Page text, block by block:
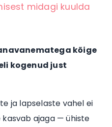
midagi kuulda
kõige
kogenud just
ja lapselaste vahel ei
kasvab ajaga — ühiste